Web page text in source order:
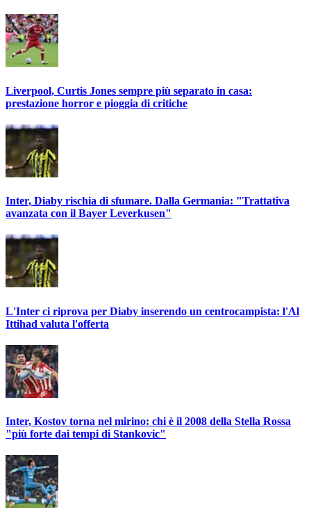
Liverpool, Curtis Jones sempre più separato in casa:
prestazione horror e pioggia di critiche
Inter, Diaby rischia di sfumare. Dalla Germania: "Trattativa
avanzata con il Bayer Leverkusen"
L'Inter ci riprova per Diaby inserendo un centrocampista: l'Al
Ittihad valuta l'offerta
Inter, Kostov torna nel mirino: chi è il 2008 della Stella Rossa
"più forte dai tempi di Stankovic"